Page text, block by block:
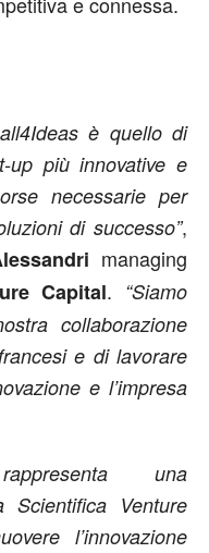
è quello di
up più innovative e
necessarie per
di successo”,
managing
Capital. “Siamo
collaborazione
e di lavorare
e l’impresa
una
Scientifica Venture
l’innovazione